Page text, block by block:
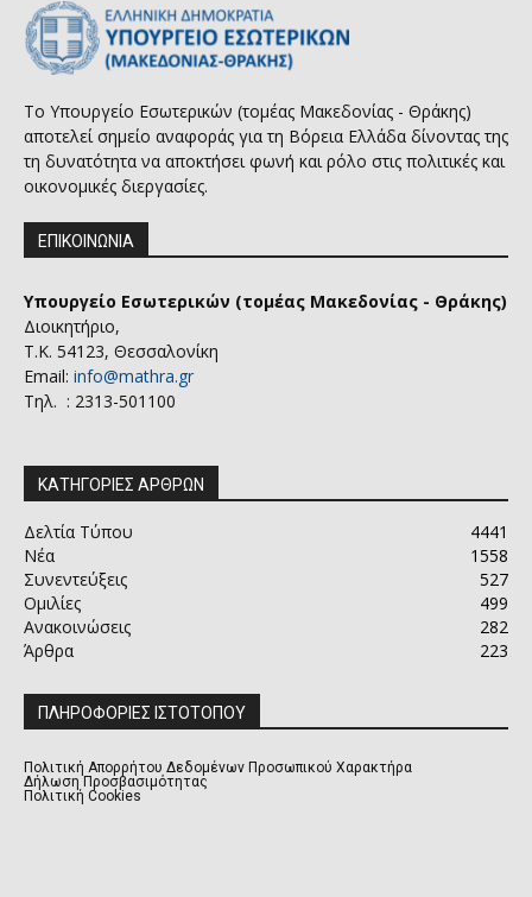
Το Υπουργείο Εσωτερικών (τομέας Μακεδονίας - Θράκης)
αποτελεί σημείο αναφοράς για τη Βόρεια Ελλάδα δίνοντας της
τη δυνατότητα να αποκτήσει φωνή και ρόλο στις πολιτικές και
οικονομικές διεργασίες.
ΕΠΙΚΟΙΝΩΝΙΑ
Υπουργείο Εσωτερικών (τομέας Μακεδονίας - Θράκης)
Διοικητήριο,
Τ.Κ. 54123, Θεσσαλονίκη
Email: info@mathra.gr
Τηλ. : 2313-501100
ΚΑΤΗΓΟΡΙΕΣ ΑΡΘΡΩΝ
Δελτία Τύπου
4441
Νέα
1558
Συνεντεύξεις
527
Ομιλίες
499
Ανακοινώσεις
282
Άρθρα
223
ΠΛΗΡΟΦΟΡΙΕΣ ΙΣΤΟΤΟΠΟΥ
Πολιτική Απορρήτου Δεδομένων Προσωπικού Χαρακτήρα
Δήλωση Προσβασιμότητας
Πολιτική Cookies